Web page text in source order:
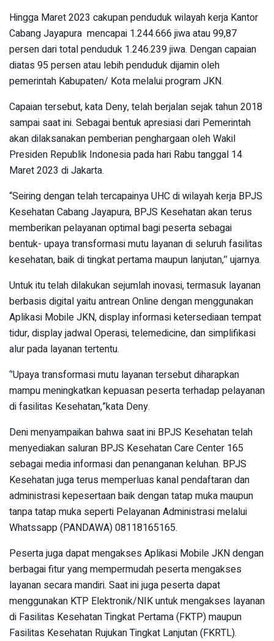
Hingga Maret 2023 cakupan penduduk wilayah kerja Kantor
Cabang Jayapura mencapai 1.244.666 jiwa atau 99,87
persen dari total penduduk 1.246.239 jiwa. Dengan capaian
diatas 95 persen atau lebih penduduk dijamin oleh
pemerintah Kabupaten/ Kota melalui program JKN.
Capaian tersebut, kata Deny, telah berjalan sejak tahun 2018
sampai saat ini. Sebagai bentuk apresiasi dari Pemerintah
akan dilaksanakan pemberian penghargaan oleh Wakil
Presiden Republik Indonesia pada hari Rabu tanggal 14
Maret 2023 di Jakarta.
“Seiring dengan telah tercapainya UHC di wilayah kerja BPJS
Kesehatan Cabang Jayapura, BPJS Kesehatan akan terus
memberikan pelayanan optimal bagi peserta sebagai
bentuk- upaya transformasi mutu layanan di seluruh fasilitas
kesehatan, baik di tingkat pertama maupun lanjutan,’’ ujarnya.
Untuk itu telah dilakukan sejumlah inovasi, termasuk layanan
berbasis digital yaitu antrean Online dengan menggunakan
Aplikasi Mobile JKN, display informasi ketersediaan tempat
tidur, display jadwal Operasi, telemedicine, dan simplifikasi
alur pada layanan tertentu.
‘’Upaya transformasi mutu layanan tersebut diharapkan
mampu meningkatkan kepuasan peserta terhadap pelayanan
di fasilitas Kesehatan,”kata Deny.
Deni menyampaikan bahwa saat ini BPJS Kesehatan telah
menyediakan saluran BPJS Kesehatan Care Center 165
sebagai media informasi dan penanganan keluhan. BPJS
Kesehatan juga terus memperluas kanal pendaftaran dan
administrasi kepesertaan baik dengan tatap muka maupun
tanpa tatap muka seperti Pelayanan Administrasi melalui
Whatssapp (PANDAWA) 08118165165.
Peserta juga dapat mengakses Aplikasi Mobile JKN dengan
berbagai fitur yang mempermudah peserta mengakses
layanan secara mandiri. Saat ini juga peserta dapat
menggunakan KTP Elektronik/NIK untuk mengakses layanan
di Fasilitas Kesehatan Tingkat Pertama (FKTP) maupun
Fasilitas Kesehatan Rujukan Tingkat Lanjutan (FKRTL).